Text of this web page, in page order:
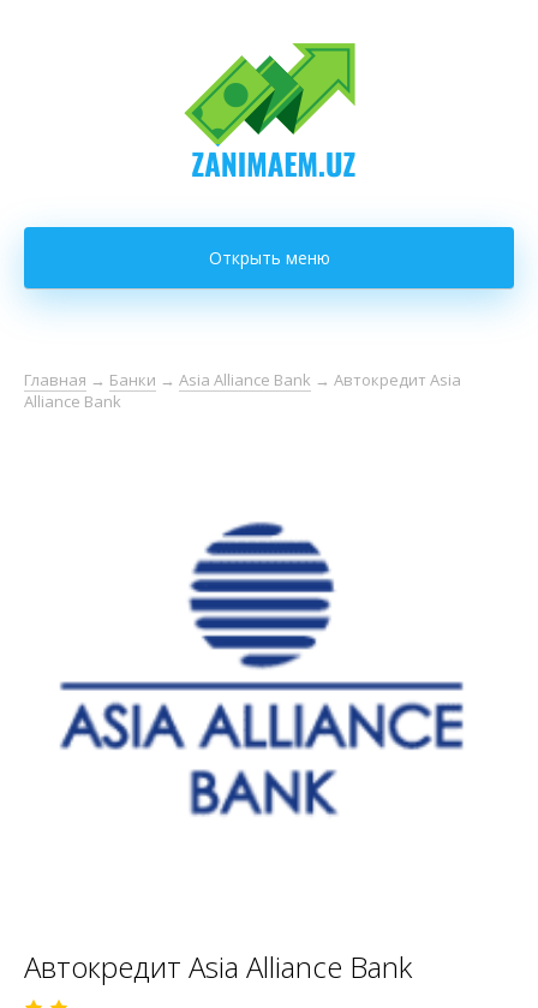
Открыть меню
Главная → Банки → Asia Alliance Bank → Автокредит Asia
Alliance Bank
Автокредит Asia Alliance Bank